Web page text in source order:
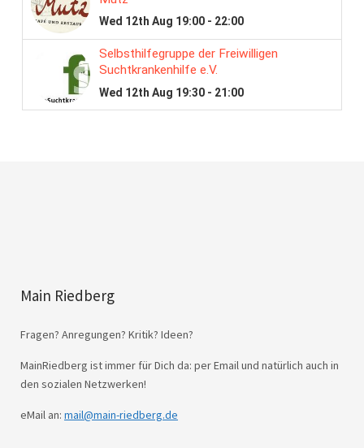
Main Riedberg
Fragen? Anregungen? Kritik? Ideen?
MainRiedberg ist immer für Dich da: per Email und natürlich auch in
den sozialen Netzwerken!
eMail an: mail@main-riedberg.de